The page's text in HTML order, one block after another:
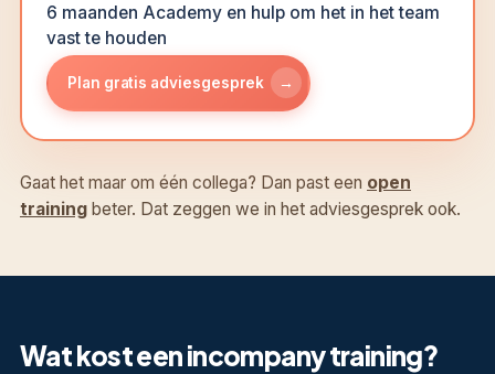
6 maanden Academy en hulp om het in het team
vast te houden
Plan gratis adviesgesprek →
Gaat het maar om één collega? Dan past een open
training beter. Dat zeggen we in het adviesgesprek ook.
Wat kost een incompany training?